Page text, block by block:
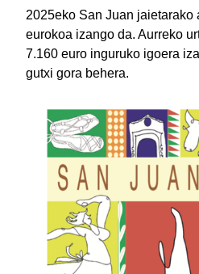
2025eko San Juan jaietarako
eurokoa izango da. Aurreko
7.160 euro inguruko igoera
gutxi gora behera.